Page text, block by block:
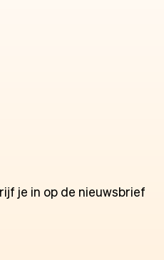
je in op de nieuwsbrief